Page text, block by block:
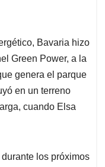
Bavaria hizo
Green Power, a la
genera el parque
en un terreno
cuando Elsa
los próximos